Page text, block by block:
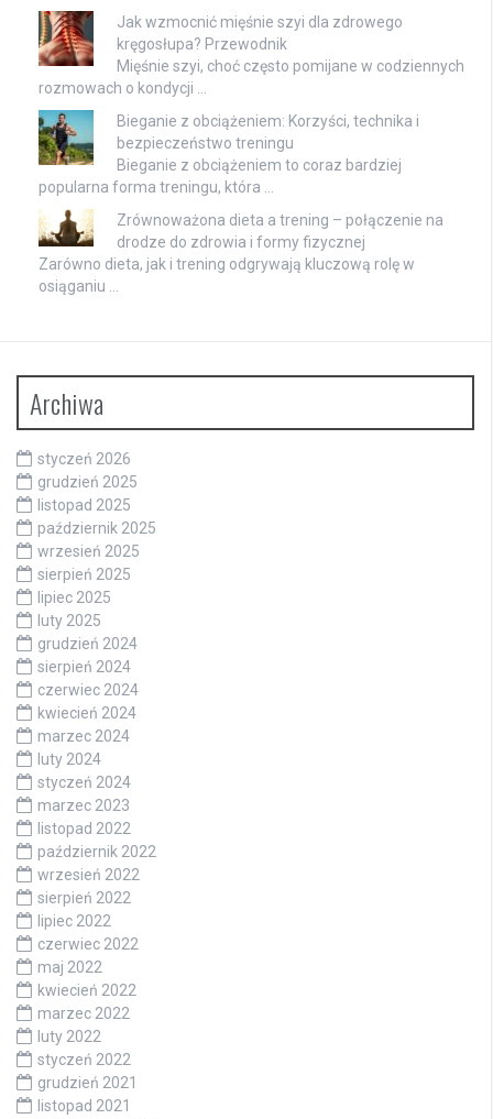
Jak wzmocnić mięśnie szyi dla zdrowego
kręgosłupa? Przewodnik
Mięśnie szyi, choć często pomijane w codziennych
rozmowach o kondycji …
Bieganie z obciążeniem: Korzyści, technika i
bezpieczeństwo treningu
Bieganie z obciążeniem to coraz bardziej
popularna forma treningu, która …
Zrównoważona dieta a trening – połączenie na
drodze do zdrowia i formy fizycznej
Zarówno dieta, jak i trening odgrywają kluczową rolę w
osiąganiu …
Archiwa
styczeń 2026
grudzień 2025
listopad 2025
październik 2025
wrzesień 2025
sierpień 2025
lipiec 2025
luty 2025
grudzień 2024
sierpień 2024
czerwiec 2024
kwiecień 2024
marzec 2024
luty 2024
styczeń 2024
marzec 2023
listopad 2022
październik 2022
wrzesień 2022
sierpień 2022
lipiec 2022
czerwiec 2022
maj 2022
kwiecień 2022
marzec 2022
luty 2022
styczeń 2022
grudzień 2021
listopad 2021